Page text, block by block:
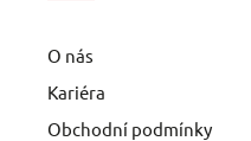
O nás
Kariéra
Obchodní podmínky